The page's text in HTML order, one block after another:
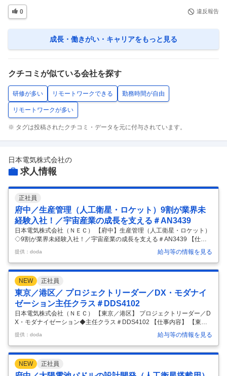
0 違反報告
成長・働きがい・キャリアをもっと見る
クチコミが似ている会社を探す
研修が多い リモートワークできる 勤務時間が自由
リモートワークが多い
※ タグは投稿されたクチコミ・データを元に付与されています。
日本電気株式会社の
求人情報
正社員
府中／生産管理（人工衛星・ロケット）9割が業界未
経験入社！／宇宙産業の成長を支える＃AN3439
日本電気株式会社（ＮＥＣ） 【府中】生産管理（人工衛星・ロケット）
◇9割が業界未経験入社！／宇宙産業の成長を支える＃AN3439 【仕事
内容】 【府中】生産管理（人工衛星・ロケット）◇9割が業界未経験入
社！／宇宙産業の成長を支える＃AN3439 【具体的な仕事内容】 ～自動
車・防衛・航空宇宙業界の経験を活かす！／変革期の組織をリードし、
宇宙というスケールの大きなフィールドで、共に未来を創っていきませ
んか？～ ■業務概要： ※NECに入社し、NECスペーステクノロジー株式
会社に出向いただきます。 人工衛星やロケットに搭載される製品をプロ
ジェクト計画通りに納入するための生産管理を担っていただきます
提供：doda 給与等の情報を見る
NEW 正社員
東京／港区／ プロジェクトリーダー／DX・モダナイ
ゼーション主任クラス＃DDS4102
日本電気株式会社（ＮＥＣ） 【東京／港区】 プロジェクトリーダー／D
X・モダナイゼーション◆主任クラス＃DDS4102 【仕事内容】 【東京
／港区】 プロジェクトリーダー／DX・モダナイゼーション◆主任クラ
ス＃DDS4102 【具体的な仕事内容】 【事業・組織構成の概要】 当部署
は、国内外のお客様に対し、新しい技術（クラウド）を組み合わせ、お
客様へ新たな事業領域をSIサービスで実現するミッションを担います。
その中で当グループは、 1）クラウドシフトSI案件対応 2）ITシステム資
産の可視化ソリューションを活用したSI案件対応 3）レガシーモダナイ
提供：doda 給与等の情報を見る
NEW 正社員